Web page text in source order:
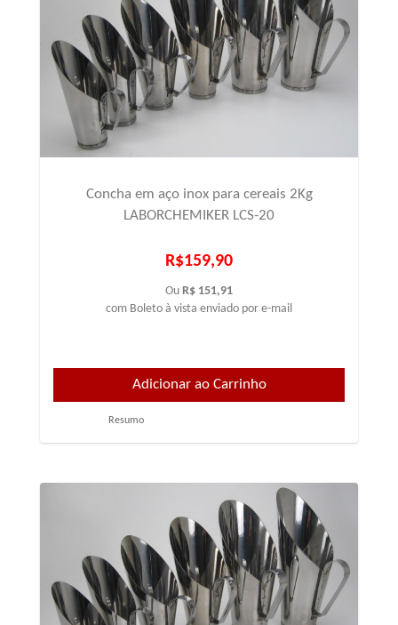
Concha em aço inox para cereais 2Kg
LABORCHEMIKER LCS-20
R$159,90
Ou R$ 151,91
com Boleto à vista enviado por e-mail
Resumo